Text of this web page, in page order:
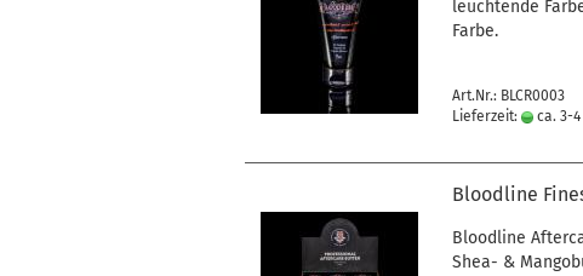
leuchtende
Farbe.
Art.Nr.: BLCR0003
Lieferzeit:
ca. 3-4
Bloodline
Bloodline
Shea- &